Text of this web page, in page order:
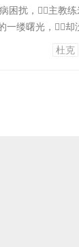
困扰，主教
一缕曙光，却
回顾本赛季，
杜克